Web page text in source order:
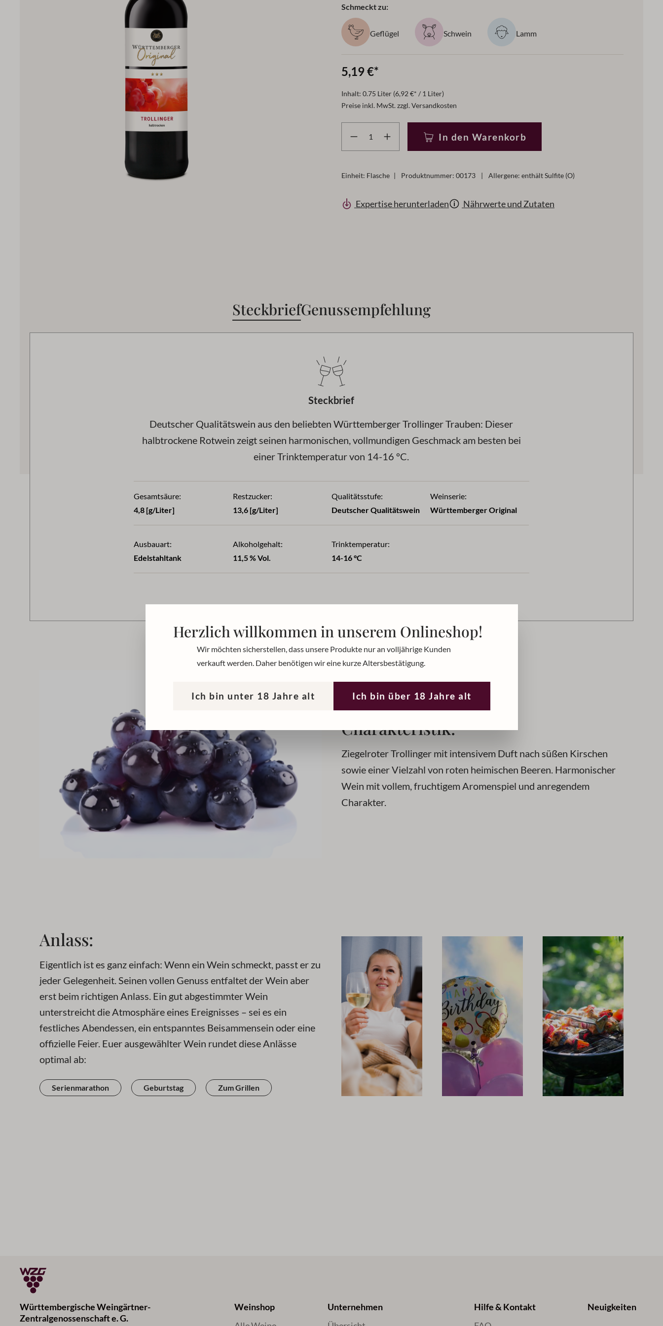
Herzlich willkommen in unserem Onlineshop!
Wir möchten sicherstellen, dass unsere Produkte nur an volljährige Kunden
verkauft werden. Daher benötigen wir eine kurze Altersbestätigung.
Ich bin unter 18 Jahre alt Ich bin über 18 Jahre alt
Schmeckt zu:
Geflügel Schwein Lamm
5,19 €*
Inhalt: 0.75 Liter (6,92 €* / 1 Liter)
Preise inkl. MwSt. zzgl. Versandkosten
In den Warenkorb
Einheit: Flasche Produktnummer: 00173 Allergene: enthält Sulfite (O)
Expertise herunterladen Nährwerte und Zutaten
SteckbriefGenussempfehlung
Steckbrief
Deutscher Qualitätswein aus den beliebten Württemberger Trollinger Trauben: Dieser
halbtrockene Rotwein zeigt seinen harmonischen, vollmundigen Geschmack am besten bei
einer Trinktemperatur von 14-16 °C.
Gesamtsäure:
4,8 [g/Liter]
Restzucker:
13,6 [g/Liter]
Qualitätsstufe:
Deutscher Qualitätswein
Weinserie:
Württemberger Original
Ausbauart:
Edelstahltank
Alkoholgehalt:
11,5 % Vol.
Trinktemperatur:
14-16 °C
Charakteristik:
Ziegelroter Trollinger mit intensivem Duft nach süßen Kirschen
sowie einer Vielzahl von roten heimischen Beeren. Harmonischer
Wein mit vollem, fruchtigem Aromenspiel und anregendem
Charakter.
Anlass:
Eigentlich ist es ganz einfach: Wenn ein Wein schmeckt, passt er zu
jeder Gelegenheit. Seinen vollen Genuss entfaltet der Wein aber
erst beim richtigen Anlass. Ein gut abgestimmter Wein
unterstreicht die Atmosphäre eines Ereignisses – sei es ein
festliches Abendessen, ein entspanntes Beisammensein oder eine
offizielle Feier. Euer ausgewählter Wein rundet diese Anlässe
optimal ab:
Serienmarathon Geburtstag Zum Grillen
Württembergische Weingärtner-
Zentralgenossenschaft e. G.
Weinshop
Unternehmen
Hilfe & Kontakt
Neuigkeiten